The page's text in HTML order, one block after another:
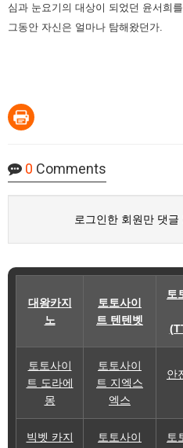
심과 눈요기의 대상이 되었던 윤서희를
그동안 자신은 얼마나 탐해왔던가.
0 Comments
로그인한 회원만 댓글
대왕카지
노
토토사이
트 텐텐벳
토
토토사이
트 도라에
몽
토토사이
트 지엑스
엑스
안
빅벳 카지
토토사이
토